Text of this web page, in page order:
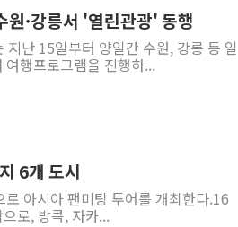
·강릉서 '열린관광' 동행
난 15일부터 양일간 수원, 강릉 등 일
행프로그램을 진행하...
6개 도시
아시아 팬미팅 투어를 개최한다.16
로, 방콕, 자카...